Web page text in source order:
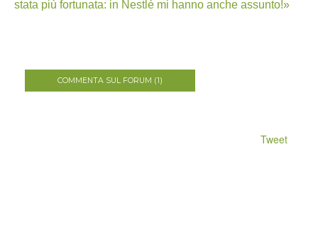
stata più fortunata: in Nestlé mi hanno anche assunto!»
COMMENTA SUL FORUM (1)
Tweet